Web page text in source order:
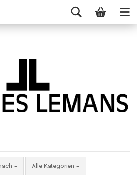
Alle Kategorien